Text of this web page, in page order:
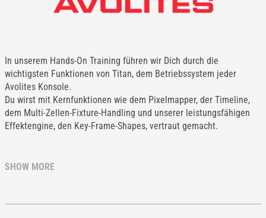
In unserem Hands-On Training führen wir Dich durch die
wichtigsten Funktionen von Titan, dem Betriebssystem jeder
Avolites Konsole.
Du wirst mit Kernfunktionen wie dem Pixelmapper, der Timeline,
dem Multi-Zellen-Fixture-Handling und unserer leistungsfähigen
Effektengine, den Key-Frame-Shapes, vertraut gemacht.
SHOW MORE